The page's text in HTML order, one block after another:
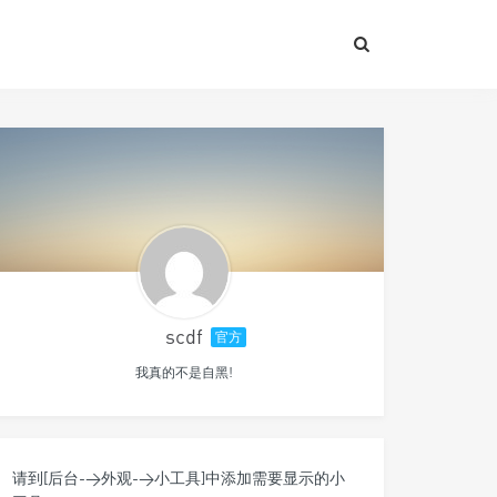
scdf 官方
我真的不是自黑!
请到[后台->外观->小工具]中添加需要显示的小